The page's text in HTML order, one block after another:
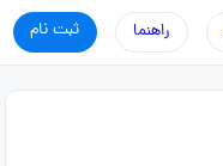
ثبت نام راهنما